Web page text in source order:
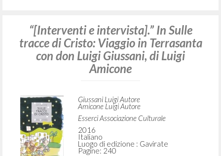
“[Interventi e intervista].” In Sulle
tracce di Cristo: Viaggio in Terrasanta
con don Luigi Giussani, di Luigi
Amicone
Giussani Luigi Autore
Amicone Luigi Autore
Esserci Associazione Culturale
2016
Italiano
Luogo di edizione : Gavirate
Pagine: 240